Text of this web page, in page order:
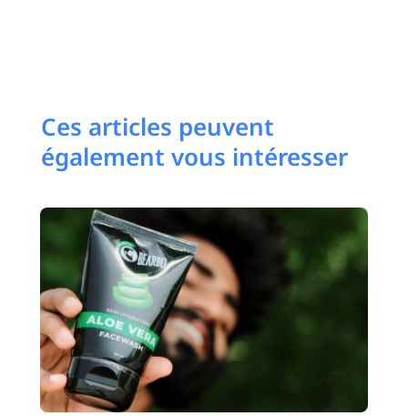
Ces articles peuvent
également vous intéresser